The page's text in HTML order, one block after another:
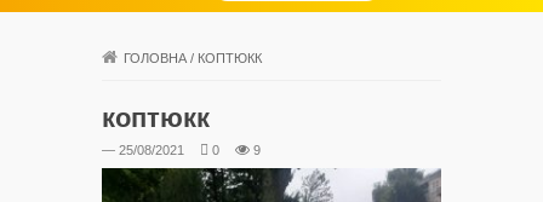
ГОЛОВНА / КОПТЮКК
коптюкк
— 25/08/2021 0 9